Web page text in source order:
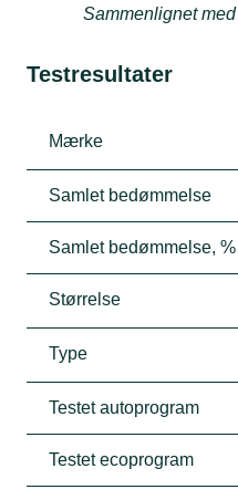
Sammenlignet med
Testresultater
Mærke
Samlet bedømmelse
Samlet bedømmelse, %
Størrelse
Type
Testet autoprogram
Testet ecoprogram